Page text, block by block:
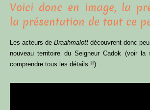
Voici donc en image, la
la présentation de tout ce
Les acteurs de Braahmalott découvrent donc
nouveau territoire du Seigneur Cadok (voir la
comprendre tous les détails !!)